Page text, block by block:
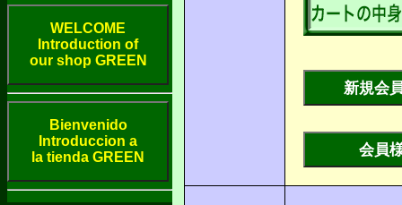
WELCOME
Introduction of
our shop GREEN
Bienvenido
Introduccion a
la tienda GREEN